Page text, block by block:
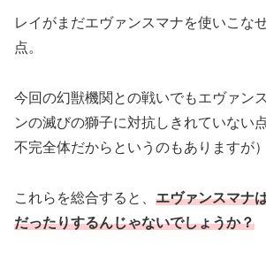
レイがまだエヴァンスマナを使いこな
点。
今回の幻獣機関との戦いでもエヴァン
ンの滅びの獅子に対抗しきれていない
不完全体だからというのもありますが）
これらを総合すると、 エヴァンスマナ
だったりするんじゃないでしょうか？